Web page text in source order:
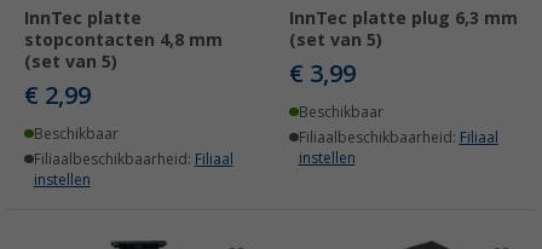
InnTec platte
stopcontacten 4,8 mm
(set van 5)
€ 2,99
Beschikbaar
Filiaalbeschikbaarheid: Filiaal
instellen
InnTec platte plug 6,3 mm
(set van 5)
€ 3,99
Beschikbaar
Filiaalbeschikbaarheid: Filiaal
instellen